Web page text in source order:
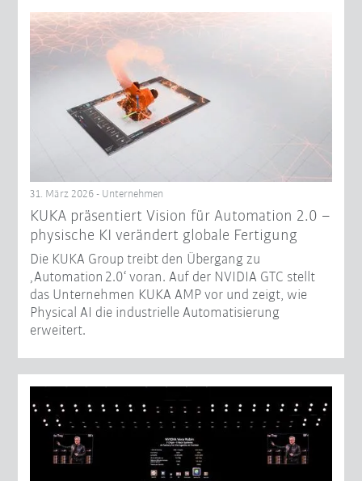
31. März 2026 - Unternehmen
KUKA präsentiert Vision für Automation 2.0 –
physische KI verändert globale Fertigung
Die KUKA Group treibt den Übergang zu
‚Automation 2.0‘ voran. Auf der NVIDIA GTC stellt
das Unternehmen KUKA AMP vor und zeigt, wie
Physical AI die industrielle Automatisierung
erweitert.